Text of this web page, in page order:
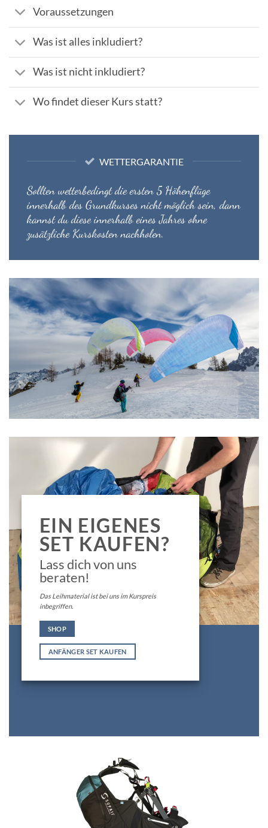
Voraussetzungen
Was ist alles inkludiert?
Was ist nicht inkludiert?
Wo findet dieser Kurs statt?
WETTERGARANTIE
Sollten wetterbedingt die ersten 5 Höhenflüge
innerhalb des Grundkurses nicht möglich sein, dann
kannst du diese innerhalb eines Jahres ohne
zusätzliche Kurskosten nachholen.
EIN EIGENES
SET KAUFEN?
Lass dich von uns
beraten!
Das Leihmaterial ist bei uns im Kurspreis
inbegriffen.
SHOP
ANFÄNGER SET KAUFEN